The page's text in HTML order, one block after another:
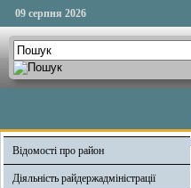
09 серпня 2026
Відомості про район
Діяльність райдержадміністрації